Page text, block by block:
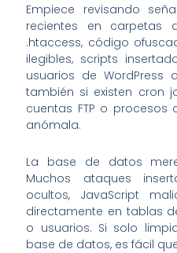
Empiece revisando
recientes en carpetas
.htaccess, código
ilegibles, scripts
usuarios de WordPress
también si existen cron
cuentas FTP o
anómala.
La base de datos
Muchos ataques
ocultos, JavaScript
directamente en tablas
o usuarios. Si solo
base de datos, es fácil